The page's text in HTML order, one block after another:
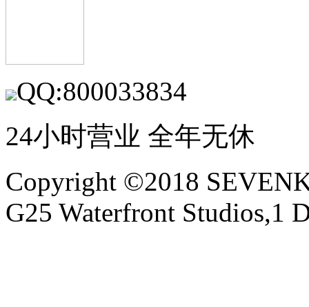
QQ:800033834
24小时营业 全年无休
Copyright ©2018
G25 Waterfront Studios,1